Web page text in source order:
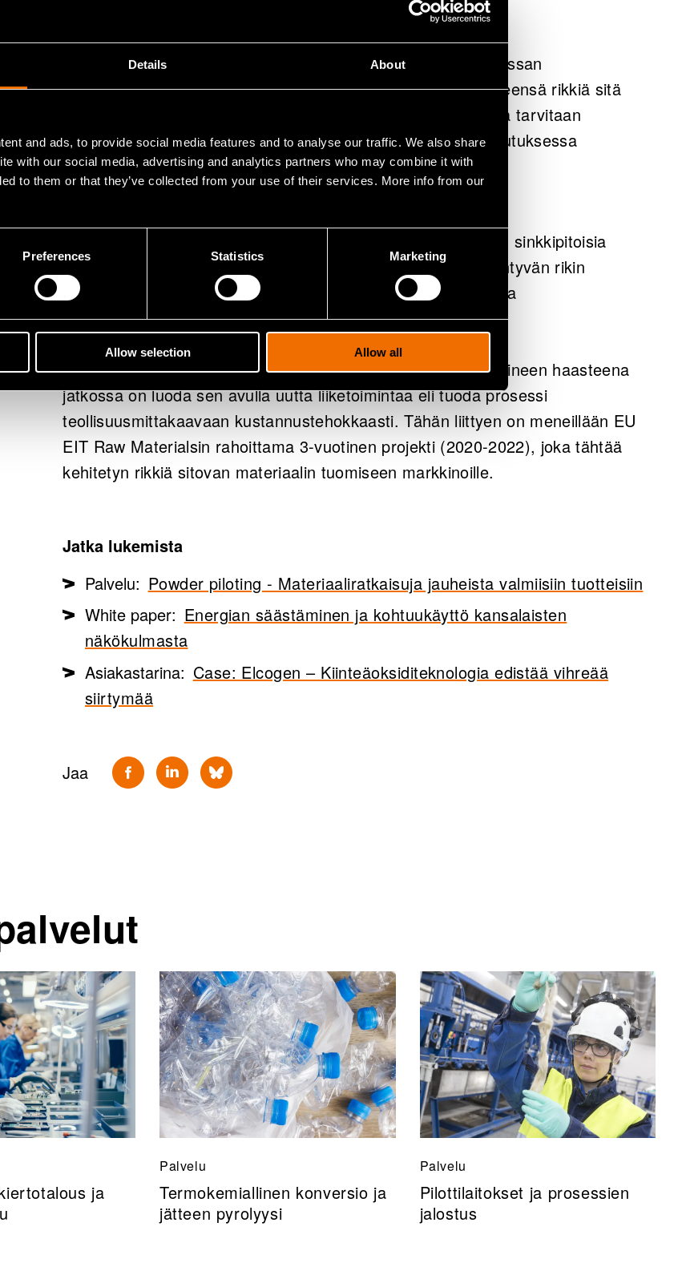
Details About
and ads, to provide social media features and to analyse our traffic. We also share
with our social media, advertising and analytics partners who may combine it with
to them or that they’ve collected from your use of their services. More info from our
Preferences Statistics Marketing
Allow selection Allow all
kustannustehokas että ympäristöystävällinen ratkaisu.
Toisaalla, sinkkioksidia käytetään absorboimaan rikkiä biomassan
kaasutuksessa. Sinkkioksidilla on erinomainen kyky sitoa itseensä rikkiä sitä
sisältävistä kaasuseoksista. Arvioidaan, että tulevaisuudessa tarvitaan
pelkästään Suomessa 5 000 t sinkkioksidia biomassan kaasutuksessa
vapautuvien päästöjen sitomiseen.
VTT on osoittanut laboratoriokokeissa, että terästeollisuuden sinkkipitoisia
sivuvirtoja voidaan hyödyntää biomassan kaasutuksessa syntyvän rikin
poistamisessa lähes yhtä tehokkaasti kuin nykyisiä kaupallisia
sinkkioksidituotteita.
Nyt osoitetun potentiaalisen sivuvirtaan pohjautuvan raaka-aineen haasteena
jatkossa on luoda sen avulla uutta liiketoimintaa eli tuoda prosessi
teollisuusmittakaavaan kustannustehokkaasti. Tähän liittyen on meneillään EU
EIT Raw Materialsin rahoittama 3-vuotinen projekti (2020-2022), joka tähtää
kehitetyn rikkiä sitovan materiaalin tuomiseen markkinoille.
Jatka lukemista
Palvelu: Powder piloting - Materiaaliratkaisuja jauheista valmiisiin tuotteisiin
White paper: Energian säästäminen ja kohtuukäyttö kansalaisten
näkökulmasta
Asiakastarina: Case: Elcogen – Kiinteäoksiditeknologia edistää vihreää
siirtymää
Jaa
ja
Palvelu
Termokemiallinen konversio ja
jätteen pyrolyysi
Palvelu
Pilottilaitokset ja prosessien
jalostus